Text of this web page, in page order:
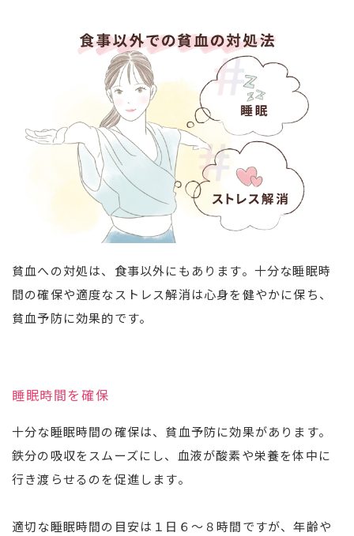
貧血への対処は、食事以外にもあります。十分な睡眠時
間の確保や適度なストレス解消は心身を健やかに保ち、
貧血予防に効果的です。
睡眠時間を確保
十分な睡眠時間の確保は、貧血予防に効果があります。
鉄分の吸収をスムーズにし、血液が酸素や栄養を体中に
行き渡らせるのを促進します。
適切な睡眠時間の目安は１日６～８時間ですが、年齢や